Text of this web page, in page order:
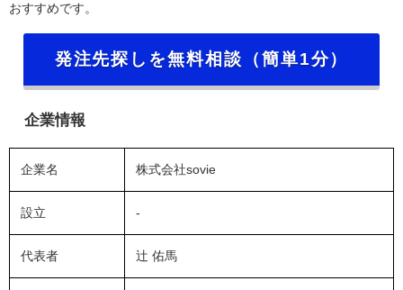
おすすめです。
発注先探しを無料相談（簡単1分）
企業情報
企業名 株式会社sovie
設立 -
代表者 辻 佑馬